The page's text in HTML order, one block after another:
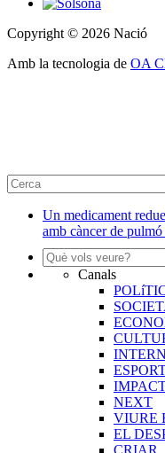
Copyright © 2026 Nació
Amb la tecnologia de OA
Un medicament
amb càncer de
Canals
NEXT
VIURE
EL
CRIAR